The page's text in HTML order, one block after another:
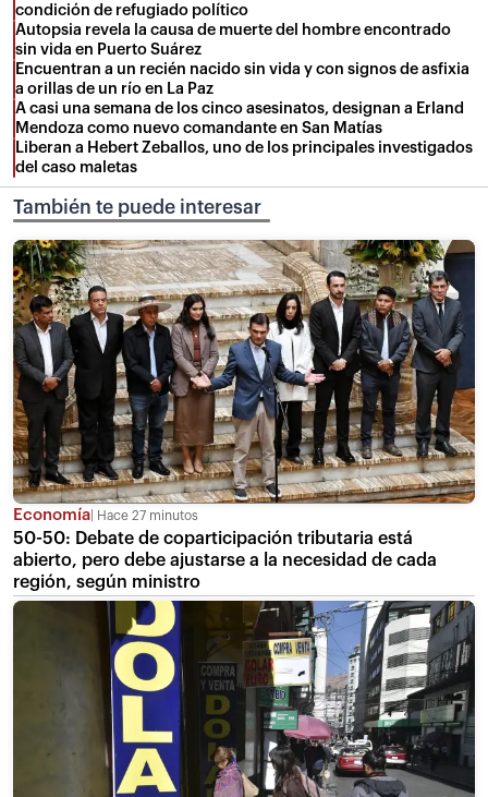
condición de refugiado político
Autopsia revela la causa de muerte del hombre encontrado
sin vida en Puerto Suárez
Encuentran a un recién nacido sin vida y con signos de asfixia
a orillas de un río en La Paz
A casi una semana de los cinco asesinatos, designan a Erland
Mendoza como nuevo comandante en San Matías
Liberan a Hebert Zeballos, uno de los principales investigados
del caso maletas
También te puede interesar
Economía Hace 27 minutos
50-50: Debate de coparticipación tributaria está
abierto, pero debe ajustarse a la necesidad de cada
región, según ministro